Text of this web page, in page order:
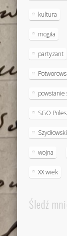
kultura
mogiła
partyzant
powstanie
SGO
Szydłowski
wojna
XX wiek
Śledź